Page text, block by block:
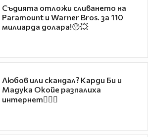
Съдията отложи сливането на
Paramount и Warner Bros. за 110
милиарда долара!😯💥
Любов или скандал? Карди Би и
Мадука Окойе разпалиха
интернет❤️‍🔥🔥